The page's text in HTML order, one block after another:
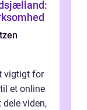
vigtigt for
et online
viden,